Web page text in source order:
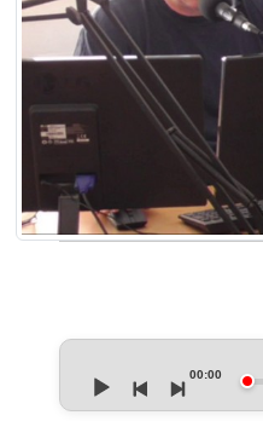
Audio
Player
00:00